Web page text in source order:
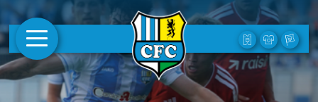
AKTUELLES